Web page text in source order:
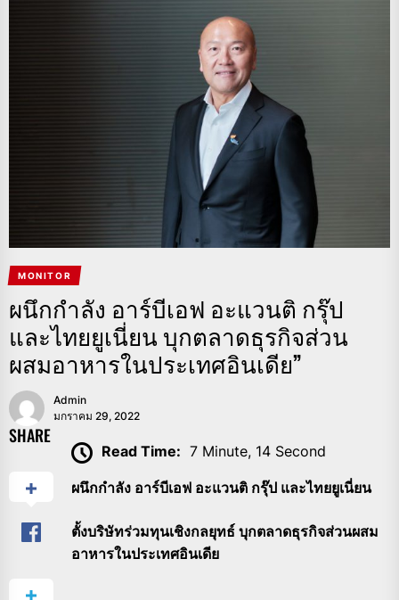
MONITOR
ผนึกกำลัง อาร์บีเอฟ อะแวนติ กรุ๊ป
และไทยยูเนี่ยน บุกตลาดธุรกิจส่วน
ผสมอาหารในประเทศอินเดีย”
Admin
มกราคม 29, 2022
SHARE
Read Time: 7 Minute, 14 Second
ผนึกกำลัง อาร์บีเอฟ อะแวนติ กรุ๊ป และไทยยูเนี่ยน
ตั้งบริษัทร่วมทุนเชิงกลยุทธ์ บุกตลาดธุรกิจส่วนผสม
อาหารในประเทศอินเดีย